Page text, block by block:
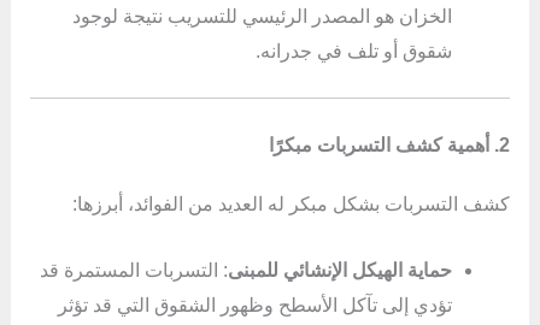
الخزان هو المصدر الرئيسي للتسريب نتيجة لوجود
شقوق أو تلف في جدرانه.
2. أهمية كشف التسربات مبكرًا
كشف التسربات بشكل مبكر له العديد من الفوائد، أبرزها:
حماية الهيكل الإنشائي للمبنى: التسربات المستمرة قد
تؤدي إلى تآكل الأسطح وظهور الشقوق التي قد تؤثر